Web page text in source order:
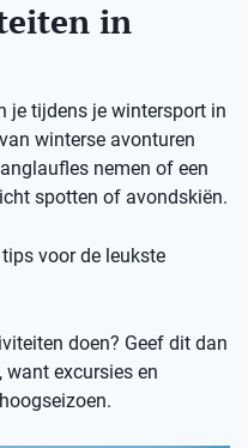
in
je tijdens je wintersport in
winterse avonturen
nemen of een
spotten of avondskiën.
voor de leukste
doen? Geef dit dan
excursies en